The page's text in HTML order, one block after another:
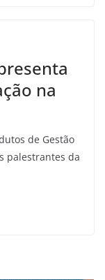
na
de Gestão
palestrantes da